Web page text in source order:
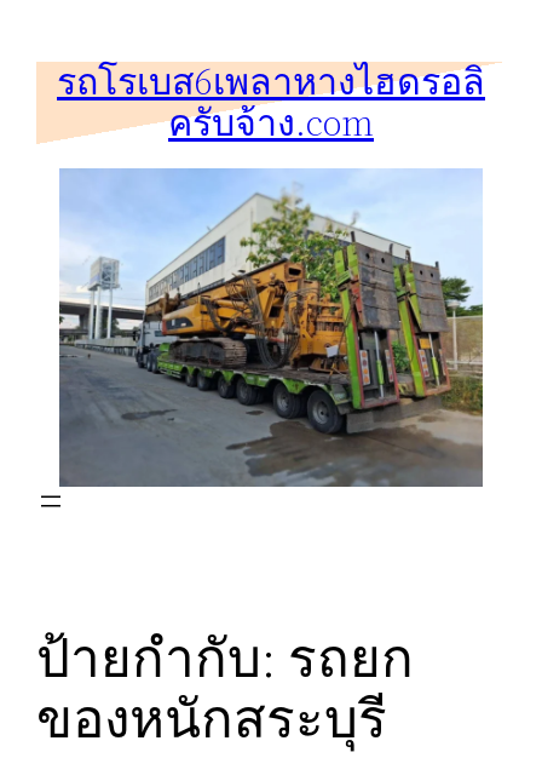
รถโรเบส6เพลาหางไฮดรอลิ
ครับจ้าง.com
ป้ายกำกับ: รถยก
ของหนักสระบุรี